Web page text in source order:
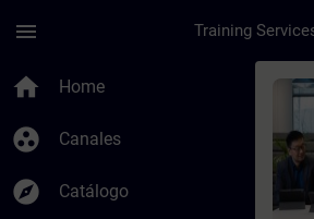
menu
home Home
group_work Canales
explore Catálogo